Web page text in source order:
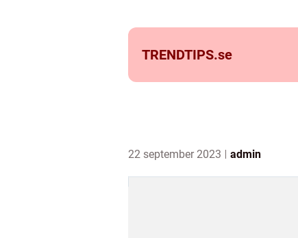
TRENDTIPS.se
22 september 2023 admin